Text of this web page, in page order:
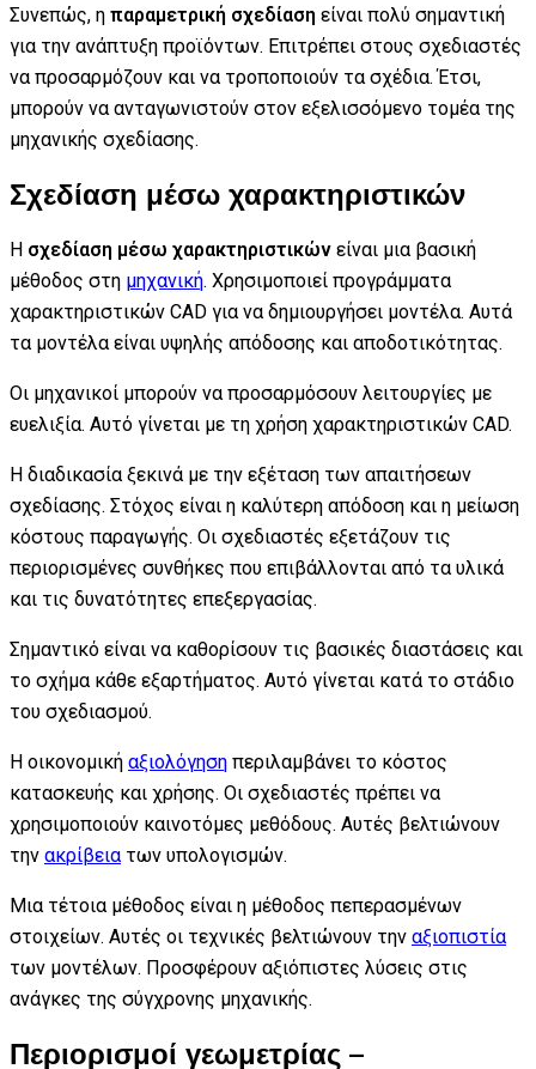
Συνεπώς, η παραμετρική σχεδίαση είναι πολύ σημαντική
για την ανάπτυξη προϊόντων. Επιτρέπει στους σχεδιαστές
να προσαρμόζουν και να τροποποιούν τα σχέδια. Έτσι,
μπορούν να ανταγωνιστούν στον εξελισσόμενο τομέα της
μηχανικής σχεδίασης.
Σχεδίαση μέσω χαρακτηριστικών
Η σχεδίαση μέσω χαρακτηριστικών είναι μια βασική
μέθοδος στη μηχανική. Χρησιμοποιεί προγράμματα
χαρακτηριστικών CAD για να δημιουργήσει μοντέλα. Αυτά
τα μοντέλα είναι υψηλής απόδοσης και αποδοτικότητας.
Οι μηχανικοί μπορούν να προσαρμόσουν λειτουργίες με
ευελιξία. Αυτό γίνεται με τη χρήση χαρακτηριστικών CAD.
Η διαδικασία ξεκινά με την εξέταση των απαιτήσεων
σχεδίασης. Στόχος είναι η καλύτερη απόδοση και η μείωση
κόστους παραγωγής. Οι σχεδιαστές εξετάζουν τις
περιορισμένες συνθήκες που επιβάλλονται από τα υλικά
και τις δυνατότητες επεξεργασίας.
Σημαντικό είναι να καθορίσουν τις βασικές διαστάσεις και
το σχήμα κάθε εξαρτήματος. Αυτό γίνεται κατά το στάδιο
του σχεδιασμού.
Η οικονομική αξιολόγηση περιλαμβάνει το κόστος
κατασκευής και χρήσης. Οι σχεδιαστές πρέπει να
χρησιμοποιούν καινοτόμες μεθόδους. Αυτές βελτιώνουν
την ακρίβειατων υπολογισμών.
Μια τέτοια μέθοδος είναι η μέθοδος πεπερασμένων
στοιχείων. Αυτές οι τεχνικές βελτιώνουν την αξιοπιστία
των μοντέλων. Προσφέρουν αξιόπιστες λύσεις στις
ανάγκες της σύγχρονης μηχανικής.
Περιορισμοί γεωμετρίας –